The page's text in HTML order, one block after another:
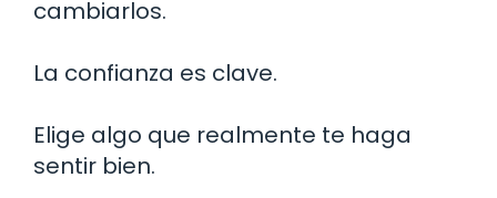
cambiarlos.
La confianza es clave.
Elige algo que realmente te haga
sentir bien.